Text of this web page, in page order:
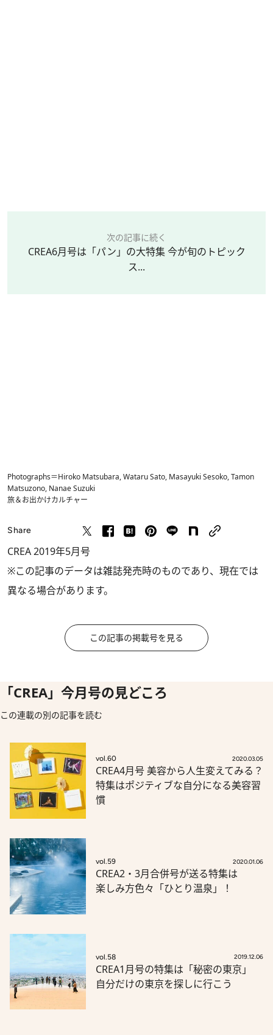
次の記事に続く
CREA6月号は「パン」の大特集 今が旬のトピック
ス...
Photographs＝Hiroko Matsubara, Wataru Sato, Masayuki Sesoko, Tamon
Matsuzono, Nanae Suzuki
旅＆お出かけカルチャー
Share
CREA 2019年5月号
※この記事のデータは雑誌発売時のものであり、現在では
異なる場合があります。
この記事の掲載号を見る
「CREA」今月号の見どころ
この連載の別の記事を読む
vol.60 2020.03.05
CREA4月号 美容から人生変えてみる？
特集はポジティブな自分になる美容習
慣
vol.59 2020.01.06
CREA2・3月合併号が送る特集は
楽しみ方色々「ひとり温泉」！
vol.58 2019.12.06
CREA1月号の特集は「秘密の東京」
自分だけの東京を探しに行こう